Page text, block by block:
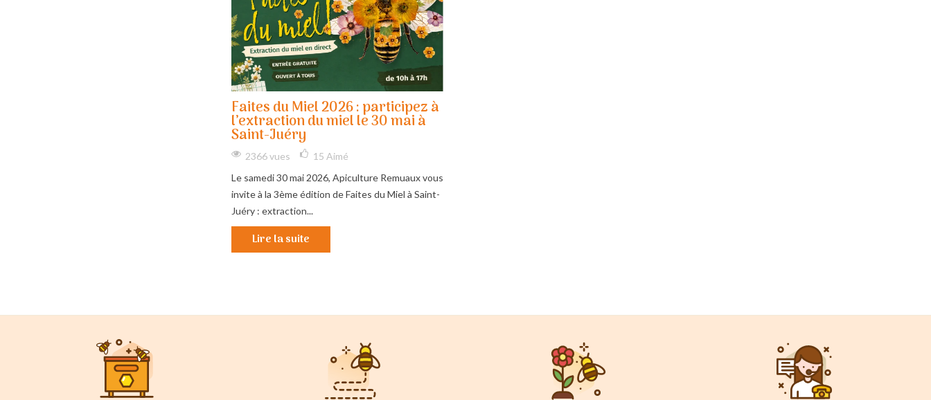
Faites du Miel 2026 : participez à
l’extraction du miel le 30 mai à
Saint-Juéry
2366 vues 15 Aimé
Le samedi 30 mai 2026, Apiculture Remuaux vous
invite à la 3ème édition de Faites du Miel à Saint-
Juéry : extraction...
Lire la suite